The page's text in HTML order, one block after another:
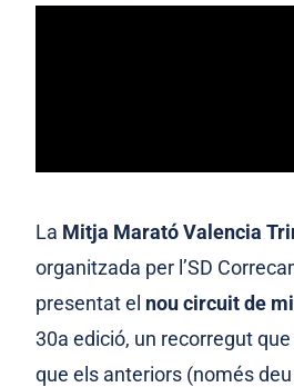
La Mitja Marató Valencia
organitzada per l’SD
presentat el nou circuit de
30a edició, un recorregut
que els anteriors (només